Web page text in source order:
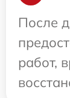
После
работ,